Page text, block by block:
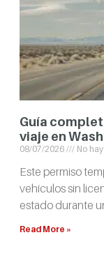
Guía
viaje en
08/07/2026 No
Este permiso
vehículos sin
estado durante
Read More »